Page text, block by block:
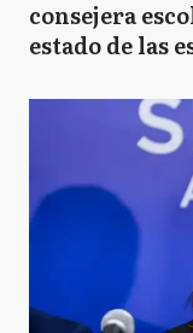
consejera
estado de las